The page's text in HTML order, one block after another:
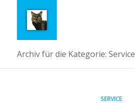
Archiv für die Kategorie: Service
SERVICE